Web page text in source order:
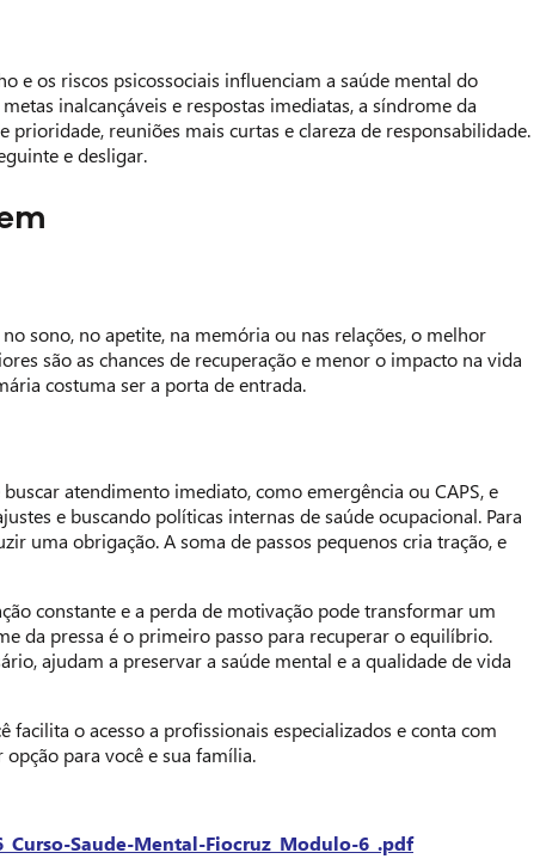
e os riscos psicossociais influenciam a saúde mental do
inalcançáveis e respostas imediatas, a síndrome da
reuniões mais curtas e clareza de responsabilidade.
e desligar.
sono, no apetite, na memória ou nas relações, o melhor
são as chances de recuperação e menor o impacto na vida
costuma ser a porta de entrada.
atendimento imediato, como emergência ou CAPS, e
e buscando políticas internas de saúde ocupacional. Para
uma obrigação. A soma de passos pequenos cria tração, e
constante e a perda de motivação pode transformar um
da pressa é o primeiro passo para recuperar o equilíbrio.
ajudam a preservar a saúde mental e a qualidade de vida
o acesso a profissionais especializados e conta com
para você e sua família.
Saude-Mental-Fiocruz_Modulo-6_.pdf